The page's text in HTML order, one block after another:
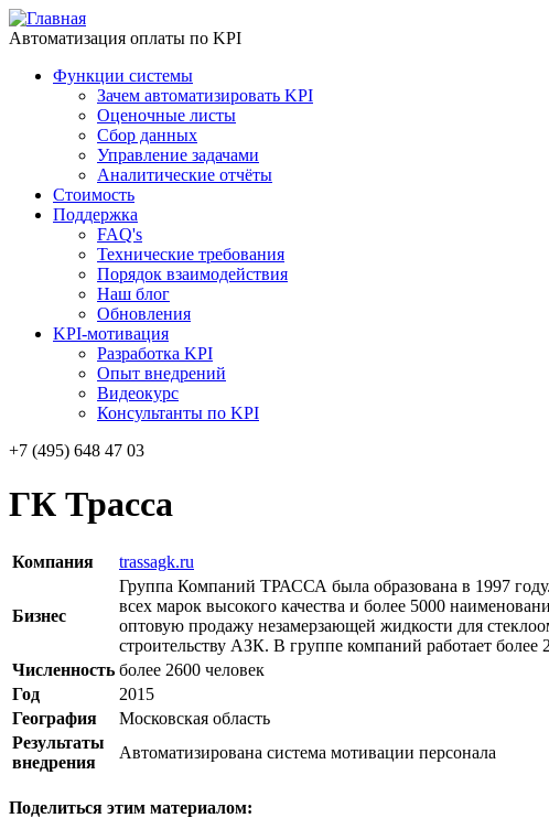
Автоматизация оплаты по KPI
Функции системы
Зачем автоматизировать KPI
Оценочные листы
Сбор данных
Управление задачами
Аналитические отчёты
Стоимость
Поддержка
FAQ's
Технические требования
Порядок взаимодействия
Наш блог
Обновления
KPI-мотивация
Разработка KPI
Опыт внедрений
Видеокурс
Консультанты по KPI
+7 (495) 648 47 03
ГК Трасса
Компания trassagk.ru
Бизнес
Группа Компаний ТРАССА была образована в 1997
всех марок высокого качества и более 5000
оптовую продажу незамерзающей жидкости для
строительству АЗК. В группе компаний работает более
Численность более 2600 человек
Год
2015
География
Московская область
Результаты
внедрения
Автоматизирована система мотивации персонала
Поделиться этим материалом: